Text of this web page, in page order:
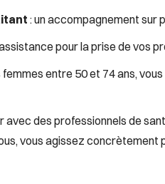
: un accompagnement sur
pour la prise de vos
femmes entre 50 et 74 ans,
des professionnels de
vous agissez concrètement